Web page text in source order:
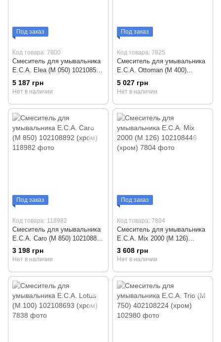
Под заказ
Код товара: 7800
Смеситель для умывальника
E.C.A. Elea (М 050) 102108578
(хром)
5 187 грн
Нет в наличии
Под заказ
Код товара: 7825
Смеситель для умывальника
E.C.A. Ottoman (М 400)
102208002 (старинная медь)
5 027 грн
Нет в наличии
Под заказ
Код товара: 118982
Смеситель для умывальника
E.C.A. Caro (М 850) 102108892
(хром)
3 198 грн
Нет в наличии
Под заказ
Код товара: 7804
Смеситель для умывальника
E.C.A. Mix 2000 (М 126)
102108446 (хром)
3 608 грн
Нет в наличии